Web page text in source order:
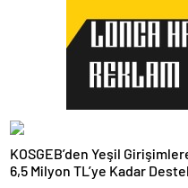
KOSGEB’den Yeşil
6,5 Milyon TL’ye Kadar